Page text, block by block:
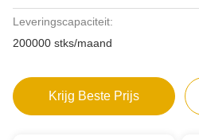
Leveringscapaciteit:
200000 stks/maand
Krijg Beste Prijs